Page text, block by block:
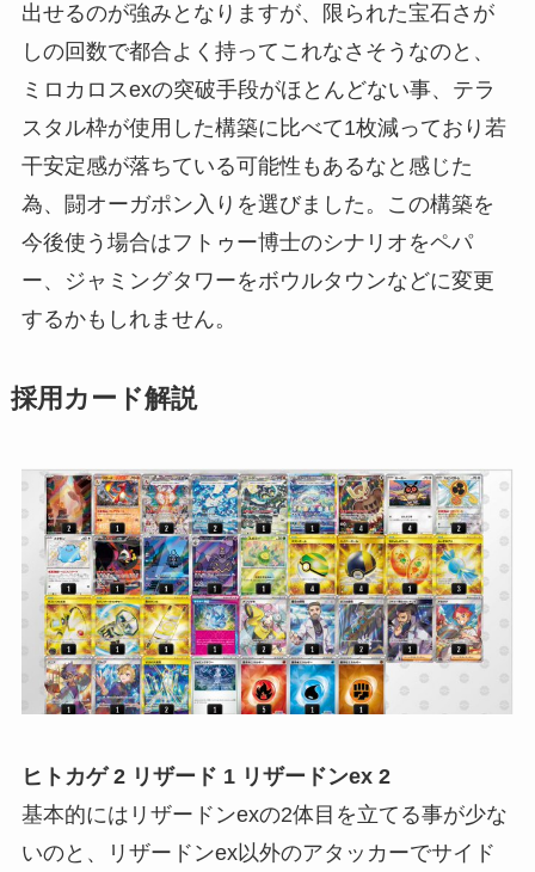
出せるのが強みとなりますが、限られた宝石さが
しの回数で都合よく持ってこれなさそうなのと、
ミロカロスexの突破手段がほとんどない事、テラ
スタル枠が使用した構築に比べて1枚減っており若
干安定感が落ちている可能性もあるなと感じた
為、闘オーガポン入りを選びました。この構築を
今後使う場合はフトゥー博士のシナリオをペパ
ー、ジャミングタワーをボウルタウンなどに変更
するかもしれません。
採用カード解説
ヒトカゲ 2 リザード 1 リザードンex 2
基本的にはリザードンexの2体目を立てる事が少な
いのと、リザードンex以外のアタッカーでサイド